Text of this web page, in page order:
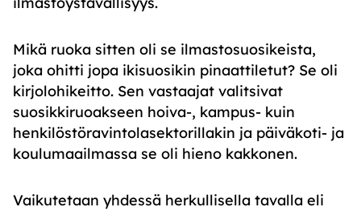
Mikä ruoka sitten oli se ilmastosuosikeista,
joka ohitti jopa ikisuosikin pinaattiletut? Se oli
kirjolohikeitto. Sen vastaajat valitsivat
suosikkiruoakseen hoiva-, kampus- kuin
henkilöstöravintolasektorillakin ja päiväkoti- ja
koulumaailmassa se oli hieno kakkonen.
Vaikutetaan yhdessä herkullisella tavalla eli